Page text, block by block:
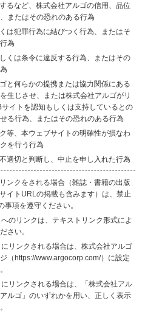
るなど、株式会社アルゴの信用、品位
またはその恐れのある行為
は犯罪行為に結びつく行為、またはそ
為
くは条令に違反する行為、またはその
と何らかの提携または協力関係にある
生じさせ、または株式会社アルゴがリ
サイトを認知もしくは支持しているとの
る行為、またはその恐れのある行為
等、本ウェブサイトの明確性が損なわ
を行う行為
適切と判断し、中止を申し入れた行為
ンクをされる場合（雑誌・書籍の出版
イトURLの掲載も含みます）は、禁止
事項を遵守ください。
のリンクは、テキストリンク形式によ
さい。
にリンクされる場合は、株式会社アルゴ
（https://www.argocorp.com/）に設定
にリンクされる場合は、「株式会社アル
ルゴ」のいずれかを用い、正しく表示